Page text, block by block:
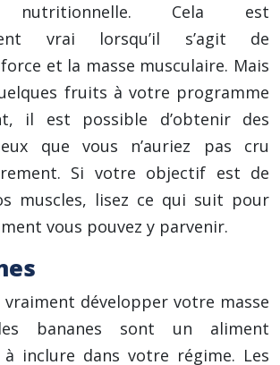
nutritionnelle. Cela est
vrai lorsqu’il s’agit de
et la masse musculaire. Mais
fruits à votre programme
il est possible d’obtenir des
que vous n’auriez pas cru
Si votre objectif est de
muscles, lisez ce qui suit pour
vous pouvez y parvenir.
vraiment développer votre masse
bananes sont un aliment
à inclure dans votre régime. Les